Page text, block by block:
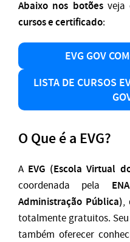
Abaixo nos botõesveja
cursos e certificado:
EVG GOV
LISTA DE CURSOS
O Que é a EVG?
A EVG (Escola Virtual
coordenada pela
Administração Pública),
totalmente gratuitos.
também oferecer